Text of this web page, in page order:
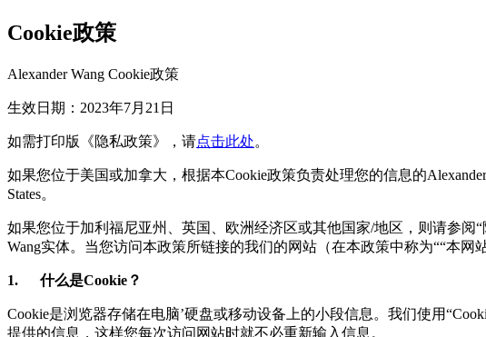
Cookie政策
Alexander Wang Cookie政策
生效日期：2023年7月21日
如需打印版《隐私政策》，请点击此处。
如果您位于美国或加拿大，根据本Cookie政策负责处理您的信息的
States。
如果您位于加利福尼亚州、英国、欧洲经济区或其他国家/地区，则请参阅“
Wang实体。当您访问本政策所链接的我们的网站（在本政策中称为““本网
1. 什么是Cookie？
Cookie是浏览器存储在电脑’硬盘或移动设备上的小段信息。我们使用
提供的信息，这样您每次访问网站时就不必重新输入信息。